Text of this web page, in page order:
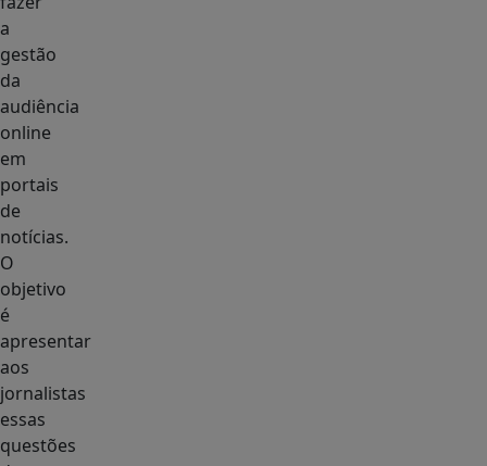
a
gestão
da
audiência
online
em
portais
de
notícias.
O
objetivo
é
apresentar
aos
jornalistas
essas
questões